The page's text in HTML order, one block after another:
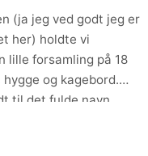
(ja jeg ved godt jeg er
her) holdte vi
lille forsamling på 18
og kagebord.
til det fulde navn
vi ville fejre det med